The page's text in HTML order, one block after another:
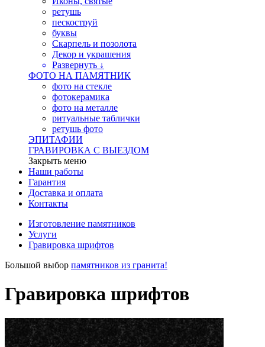
ретушь
пескоструй
буквы
Скарпель и позолота
Декор и украшения
Развернуть ↓
ФОТО НА ПАМЯТНИК
фото на стекле
фотокерамика
фото на металле
ритуальные таблички
ретушь фото
ЭПИТАФИИ
ГРАВИРОВКА С ВЫЕЗДОМ
Закрыть меню
Наши работы
Гарантия
Доставка и оплата
Контакты
Изготовление памятников
Услуги
Гравировка шрифтов
Большой выбор памятников из гранита!
Гравировка шрифтов